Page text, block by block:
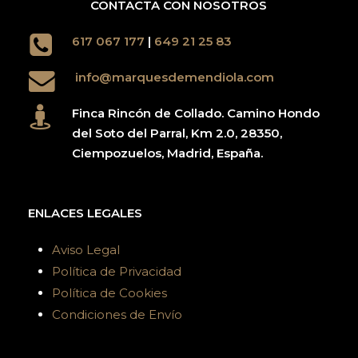
CONTACTA CON NOSOTROS
617 067 177 | 649 21 25 83
info@marquesdemendiola.com
Finca Rincón de Collado. Camino Hondo
del Soto del Parral, Km 2.0, 28350,
Ciempozuelos, Madrid, España.
ENLACES LEGALES
Aviso Legal
Política de Privacidad
Política de Cookies
Condiciones de Envío